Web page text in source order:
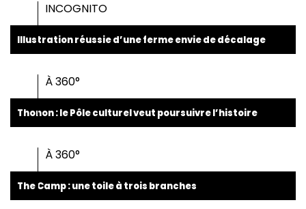
INCOGNITO
Illustration réussie d’une ferme envie de décalage
À 360°
Thonon : le Pôle culturel veut poursuivre l’histoire
À 360°
The Camp : une toile à trois branches